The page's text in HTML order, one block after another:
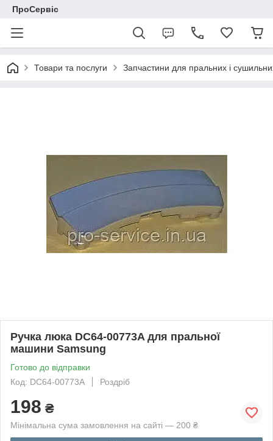
ПроСервіс
Товари та послуги Запчастини для пральних і
Ручка люка DC64-00773A для пральної
машини Samsung
Готово до відправки
Код: DC64-00773A
Роздріб
198 ₴
Мінімальна сума замовлення на сайті — 200 ₴